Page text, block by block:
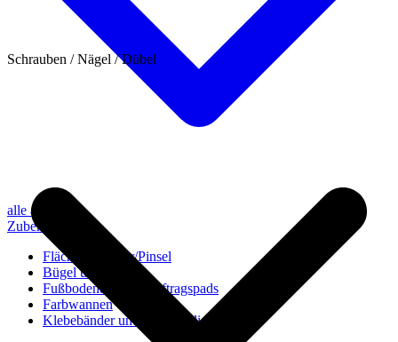
alle anzeigen
Zubehör
Flächenstreicher/Pinsel
Bügel und Rollen
Fußbodenbürsten/Auftragspads
Farbwannen
Klebebänder und Abdeckvlies
Schrauben / Nägel / Dübel